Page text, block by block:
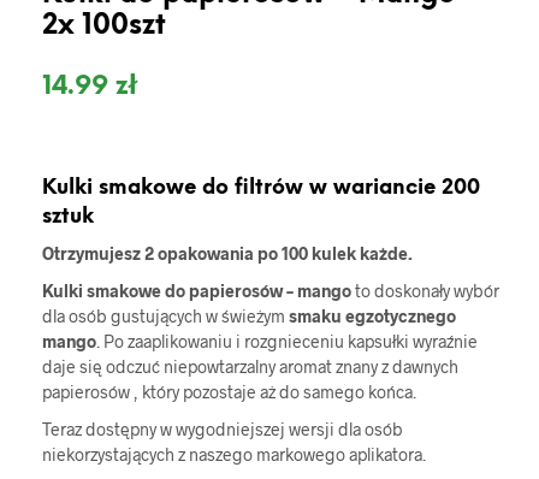
2x 100szt
14.99 zł
Kulki smakowe do filtrów w wariancie 200
sztuk
Otrzymujesz 2 opakowania po 100 kulek każde.
Kulki smakowe do papierosów – mangoto doskonały wybór
dla osób gustujących w świeżym smaku egzotycznego
mango . Po zaaplikowaniu i rozgnieceniu kapsułki wyraźnie
daje się odczuć niepowtarzalny aromat znany z dawnych
papierosów , który pozostaje aż do samego końca.
Teraz dostępny w wygodniejszej wersji dla osób
niekorzystających z naszego markowego aplikatora.